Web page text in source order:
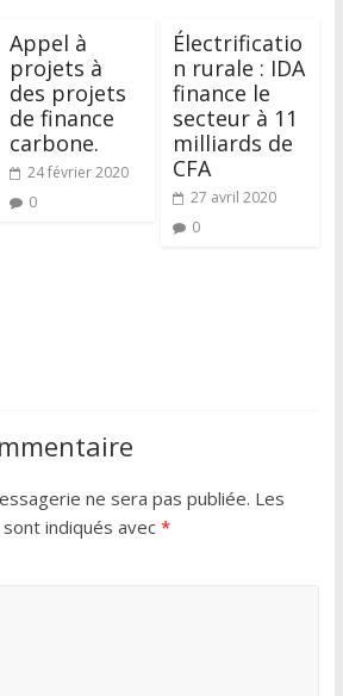
Appel à
projets à
des projets
de finance
carbone.
24 février 2020
0
Électrificatio
n rurale : IDA
finance le
secteur à 11
milliards de
CFA
27 avril 2020
0
ne sera pas publiée. Les
indiqués avec *